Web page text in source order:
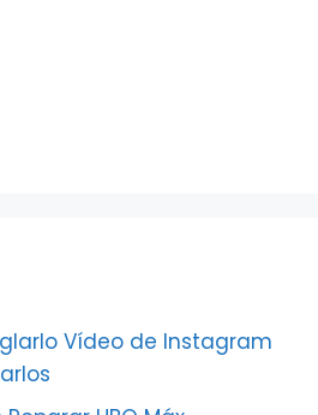
Vídeo de Instagram